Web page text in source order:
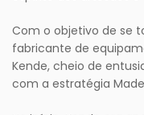
Com o objetivo de se
fabricante de
Kende, cheio de
com a estratégia